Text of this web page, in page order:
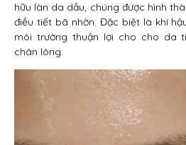
hữu làn da dầu, chúng được hình
điều tiết bã nhờn. Đặc biệt là khí
môi trường thuận lợi cho cho da
chân lông.